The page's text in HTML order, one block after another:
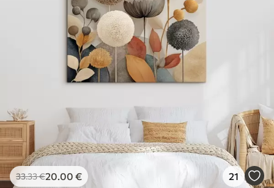
23.00€
33.33€20.00 € 21